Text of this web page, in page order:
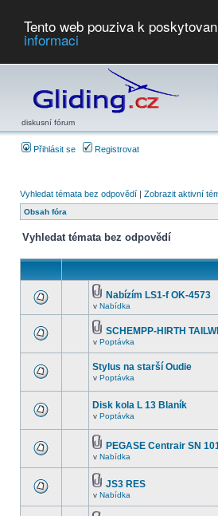
Tento web pouziva k
informaci
diskusní fórum
Přihlásit se Registrovat
Vyhledat témata bez odpovědí | Zobrazit aktivní
Obsah fóra
Vyhledat témata bez odpovědí
Nabízím LS1-f OK-4573
v Nabídka
SCHEMPP-HIRTH
v Poptávka
Stylus na starší Oudie
v Poptávka
Disk kola L 13 Blaník
v Poptávka
PEGASE Centrair SN
v Nabídka
JS3 RES
v Nabídka